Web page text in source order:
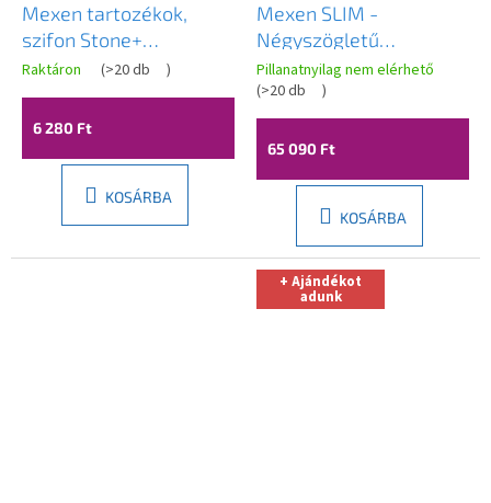
Mexen tartozékok,
szifon Stone+
zuhanytálcához,
átmérő 90mm, 49030-
00
Raktáron (>20 db )
6 280 Ft
KOSÁRBA
Mexen SLIM -
Négyszögletű
zuhanytálca
110x100x5cm + arany
szifon, fehér, 40101011G
Pillanatnyilag nem elérhető
(>20 db )
65 090 Ft
KOSÁRBA
+ Ajándékot
adunk